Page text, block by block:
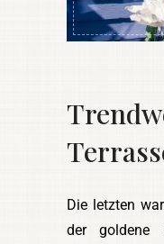
Die letzten
der goldene